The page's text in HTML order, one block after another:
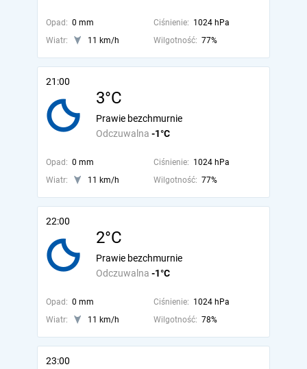
Opad: 0 mm Ciśnienie: 1024 hPa
Wiatr:
11 km/h Wilgotność: 77%
21:00
3°C
Odczuwalna -1°C
Prawie bezchmurnie
Opad: 0 mm Ciśnienie: 1024 hPa
Wiatr:
11 km/h Wilgotność: 77%
22:00
2°C
Odczuwalna -1°C
Prawie bezchmurnie
Opad: 0 mm Ciśnienie: 1024 hPa
Wiatr:
11 km/h Wilgotność: 78%
23:00